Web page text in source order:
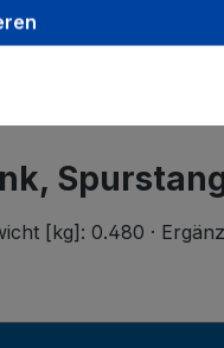
[kg]: 0.480 ·